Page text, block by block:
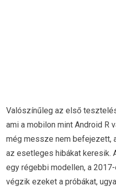
Valószínűleg az első
ami a mobilon mint Android R
még messze nem befejezett,
az esetleges hibákat keresik.
egy régebbi modellen, a
végzik ezeket a próbákat,